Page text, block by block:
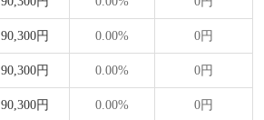
90,300円 0.00% 0円
90,300円 0.00% 0円
90,300円 0.00% 0円